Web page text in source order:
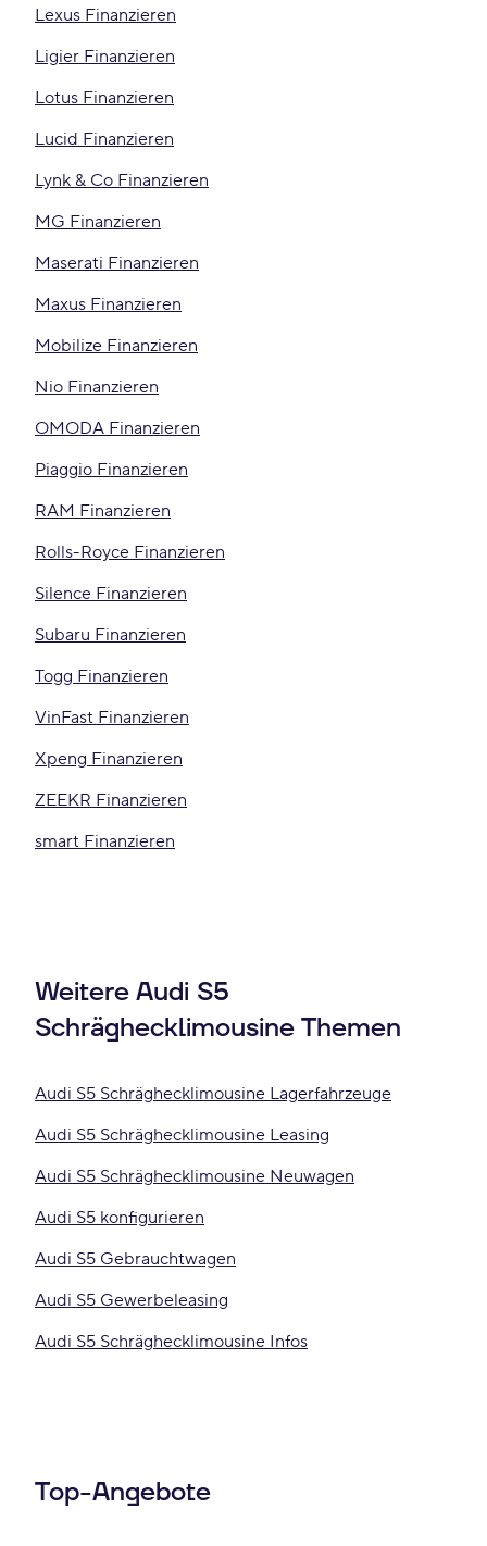
Lexus Finanzieren
Ligier Finanzieren
Lotus Finanzieren
Lucid Finanzieren
Lynk & Co Finanzieren
MG Finanzieren
Maserati Finanzieren
Maxus Finanzieren
Mobilize Finanzieren
Nio Finanzieren
OMODA Finanzieren
Piaggio Finanzieren
RAM Finanzieren
Rolls-Royce Finanzieren
Silence Finanzieren
Subaru Finanzieren
Togg Finanzieren
VinFast Finanzieren
Xpeng Finanzieren
ZEEKR Finanzieren
smart Finanzieren
Weitere Audi S5
Schräghecklimousine Themen
Audi S5 Schräghecklimousine Lagerfahrzeuge
Audi S5 Schräghecklimousine Leasing
Audi S5 Schräghecklimousine Neuwagen
Audi S5 konfigurieren
Audi S5 Gebrauchtwagen
Audi S5 Gewerbeleasing
Audi S5 Schräghecklimousine Infos
Top-Angebote